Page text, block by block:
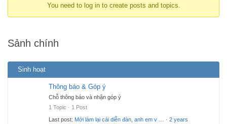
You
here:
You need to log in to create posts and topics.
Sảnh chính
Sinh hoạt
Thông báo & Góp ý
Chỗ thông báo và nhận góp ý
1 Topic · 1 Post
Last post: Mới làm lại cái diễn đàn, anh em v … · 2 years